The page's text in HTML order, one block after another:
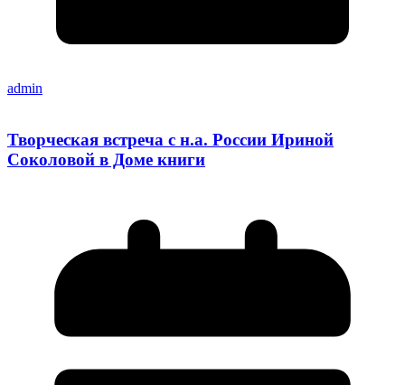
admin
Творческая встреча с н.а. России Ириной
Соколовой в Доме книги